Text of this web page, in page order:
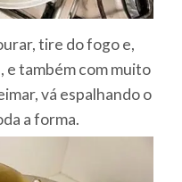
tire do fogo e,
e também com muito
vá espalhando o
a forma.